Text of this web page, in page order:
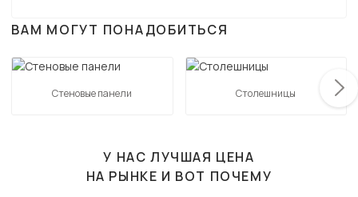
ВАМ МОГУТ ПОНАДОБИТЬСЯ
Стеновые панели Столешницы
У НАС ЛУЧШАЯ ЦЕНА
НА РЫНКЕ И ВОТ ПОЧЕМУ